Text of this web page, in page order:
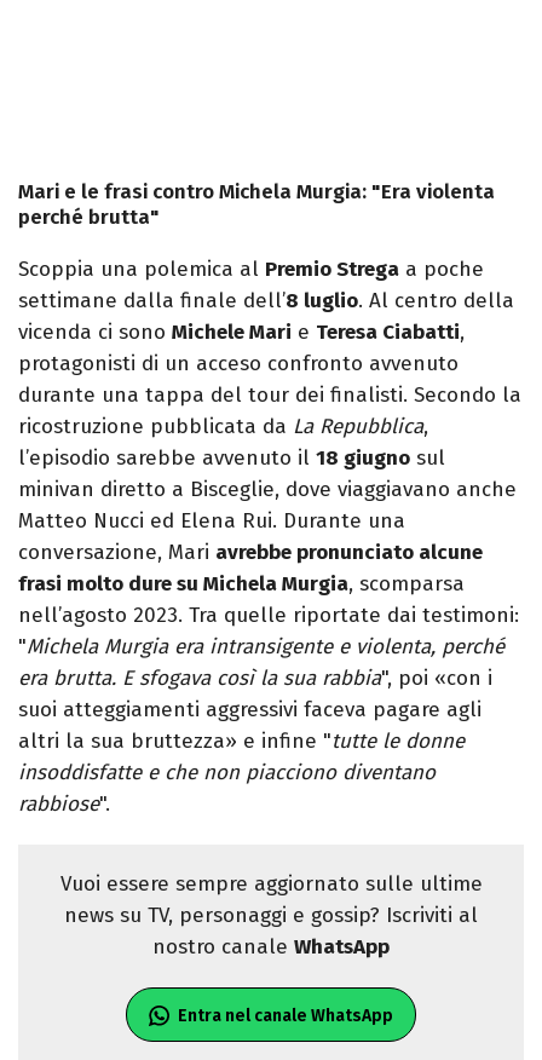
Mari e le frasi contro Michela Murgia: "Era violenta
perché brutta"
Scoppia una polemica al Premio Strega a poche
settimane dalla finale dell’8 luglio. Al centro della
vicenda ci sono Michele Mari e Teresa Ciabatti,
protagonisti di un acceso confronto avvenuto
durante una tappa del tour dei finalisti. Secondo la
ricostruzione pubblicata da La Repubblica,
l’episodio sarebbe avvenuto il 18 giugno sul
minivan diretto a Bisceglie, dove viaggiavano anche
Matteo Nucci ed Elena Rui. Durante una
conversazione, Mari avrebbe pronunciato alcune
frasi molto dure su Michela Murgia, scomparsa
nell’agosto 2023. Tra quelle riportate dai testimoni:
"Michela Murgia era intransigente e violenta, perché
era brutta. E sfogava così la sua rabbia", poi «con i
suoi atteggiamenti aggressivi faceva pagare agli
altri la sua bruttezza» e infine "tutte le donne
insoddisfatte e che non piacciono diventano
rabbiose".
Vuoi essere sempre aggiornato sulle ultime
news su TV, personaggi e gossip? Iscriviti al
nostro canale WhatsApp
Entra nel canale WhatsApp